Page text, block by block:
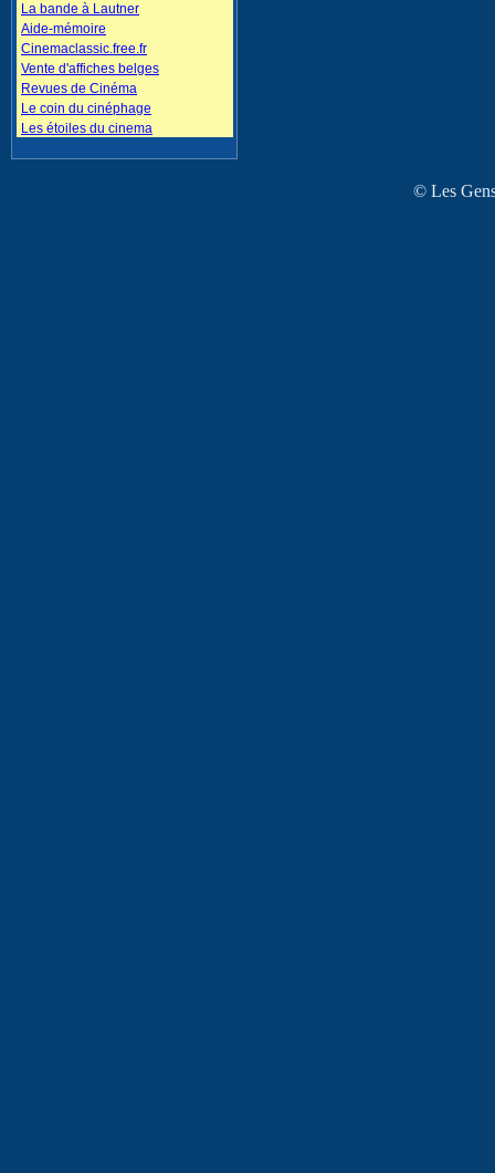
La bande à Lautner
Aide-mémoire
Cinemaclassic.free.fr
Vente d'affiches belges
Revues de Cinéma
Le coin du cinéphage
Les étoiles du cinema
© Les